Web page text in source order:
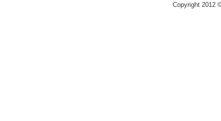
Copyright 2012